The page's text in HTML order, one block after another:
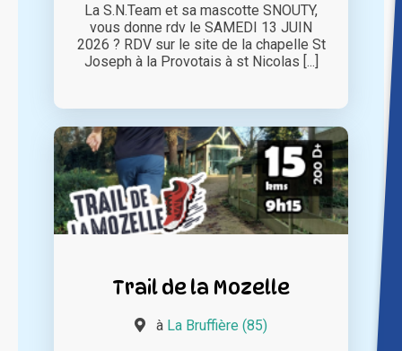
La S.N.Team et sa mascotte SNOUTY,
vous donne rdv le SAMEDI 13 JUIN
2026 ? RDV sur le site de la chapelle St
Joseph à la Provotais à st Nicolas [...]
Trail de la Mozelle
à La Bruffière (85)